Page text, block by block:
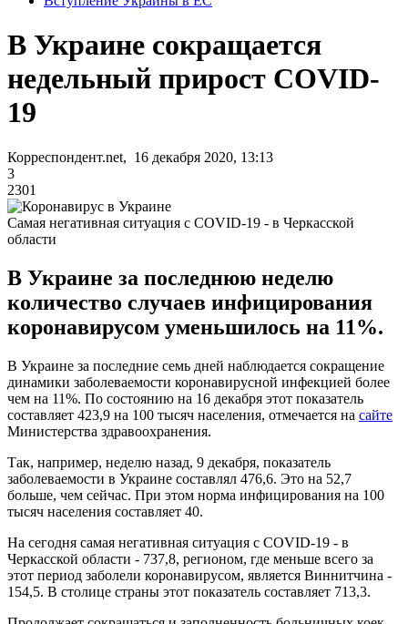
В Украине сокращается
недельный прирост COVID-
19
Корреспондент.net, 16 декабря 2020, 13:13
3
2301
Самая негативная ситуация с COVID-19 - в Черкасской
области
В Украине за последнюю неделю
количество случаев инфицирования
коронавирусом уменьшилось на 11%.
В Украине за последние семь дней наблюдается сокращение
динамики заболеваемости коронавирусной инфекцией более
чем на 11%. По состоянию на 16 декабря этот показатель
составляет 423,9 на 100 тысяч населения, отмечается на сайте
Министерства здравоохранения.
Так, например, неделю назад, 9 декабря, показатель
заболеваемости в Украине составлял 476,6. Это на 52,7
больше, чем сейчас. При этом норма инфицирования на 100
тысяч населения составляет 40.
На сегодня самая негативная ситуация с COVID-19 - в
Черкасской области - 737,8, регионом, где меньше всего за
этот период заболели коронавирусом, является Виннитчина -
154,5. В столице страны этот показатель составляет 713,3.